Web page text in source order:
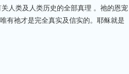
人类及人类历史的全部真理 。祂的恩宠
有祂才是完全真实及信实的。耶稣就是